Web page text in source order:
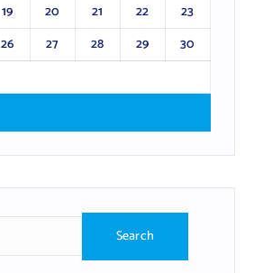
19 20 21 22
23
26 27 28 29
30